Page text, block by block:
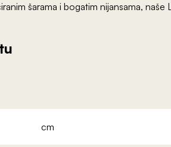
šarama i bogatim nijansama,
cm